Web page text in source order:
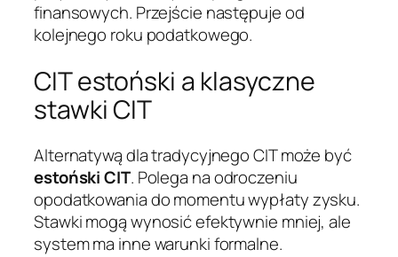
finansowych. Przejście następuje od
kolejnego roku podatkowego.
CIT estoński a klasyczne
stawki CIT
Alternatywą dla tradycyjnego CIT może być
estoński CIT. Polega na odroczeniu
opodatkowania do momentu wypłaty zysku.
Stawki mogą wynosić efektywnie mniej, ale
system ma inne warunki formalne.